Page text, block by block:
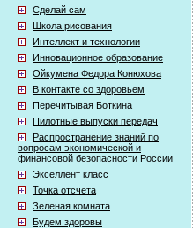
Сделай сам
Школа рисования
Интеллект и технологии
Инновационное образование
Ойкумена Федора Конюхова
В контакте со здоровьем
Перечитывая Боткина
Пилотные выпуски передач
Распространение знаний по
вопросам экономической и
финансовой безопасности России
Экселлент класс
Точка отсчета
Зеленая комната
Будем здоровы